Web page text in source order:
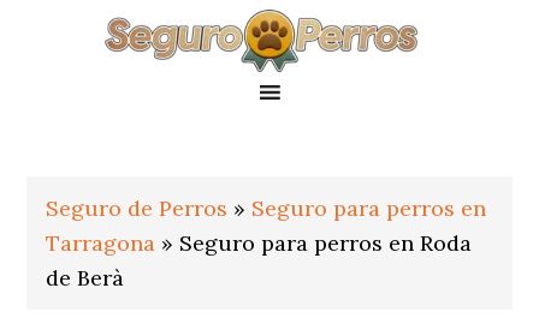
Seguro de Perros » Seguro para perros en
Tarragona » Seguro para perros en Roda
de Berà